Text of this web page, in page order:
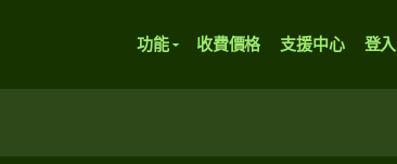
功能 收費價格 支援中心 登入